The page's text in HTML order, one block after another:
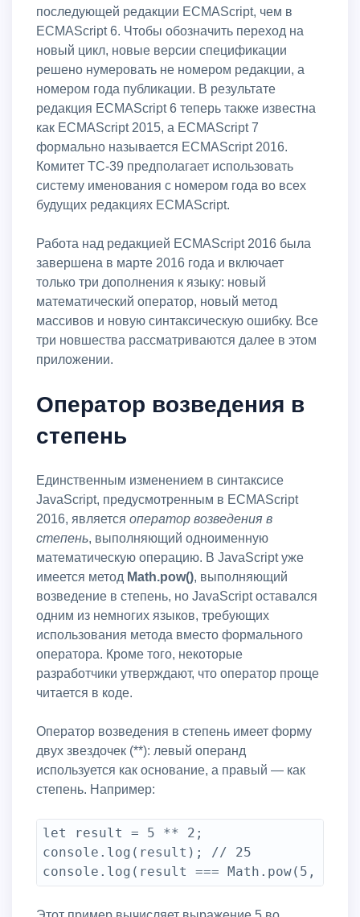
последующей редакции ECMAScript, чем в
ECMAScript 6. Чтобы обозначить переход на
новый цикл, новые версии спецификации
решено нумеровать не номером редакции, а
номером года публикации. В результате
редакция ECMAScript 6 теперь также известна
как ECMAScript 2015, а ECMAScript 7
формально называется ECMAScript 2016.
Комитет TC-39 предполагает использовать
систему именования с номером года во всех
будущих редакциях ECMAScript.
Работа над редакцией ECMAScript 2016 была
завершена в марте 2016 года и включает
только три дополнения к языку: новый
математический оператор, новый метод
массивов и новую синтаксическую ошибку. Все
три новшества рассматриваются далее в этом
приложении.
Оператор возведения в
степень
Единственным изменением в синтаксисе
JavaScript, предусмотренным в ECMAScript
2016, является оператор возведения в
степень, выполняющий одноименную
математическую операцию. В JavaScript уже
имеется метод Math.pow(), выполняющий
возведение в степень, но JavaScript оставался
одним из немногих языков, требующих
использования метода вместо формального
оператора. Кроме того, некоторые
разработчики утверждают, что оператор проще
читается в коде.
Оператор возведения в степень имеет форму
двух звездочек (**): левый операнд
используется как основание, а правый — как
степень. Например:
let result = 5 ** 2;
console.log(result); // 25
console.log(result === Math.pow(5,